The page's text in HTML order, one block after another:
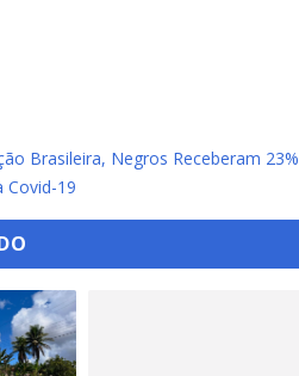
Brasileira, Negros Receberam 23%
Covid-19